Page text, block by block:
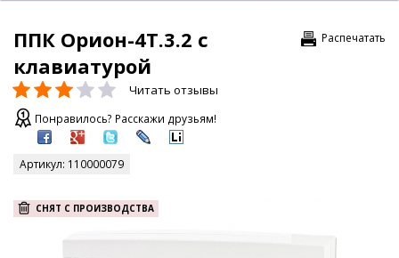
Распечатать
ППК Орион-4Т.3.2 с
клавиатурой
Читать отзывы
Понравилось? Расскажи друзьям!
Артикул: 110000079
СНЯТ С ПРОИЗВОДСТВА